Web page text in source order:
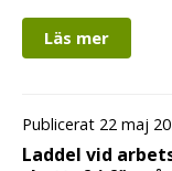
Läs mer
Publicerat 22 maj
Laddel vid